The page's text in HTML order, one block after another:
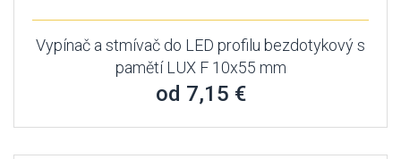
Vypínač a stmívač do LED profilu bezdotykový s
pamětí LUX F 10x55 mm
od 7,15 €